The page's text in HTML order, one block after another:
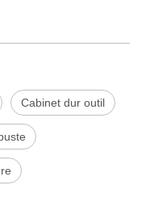
Cabinet dur outil